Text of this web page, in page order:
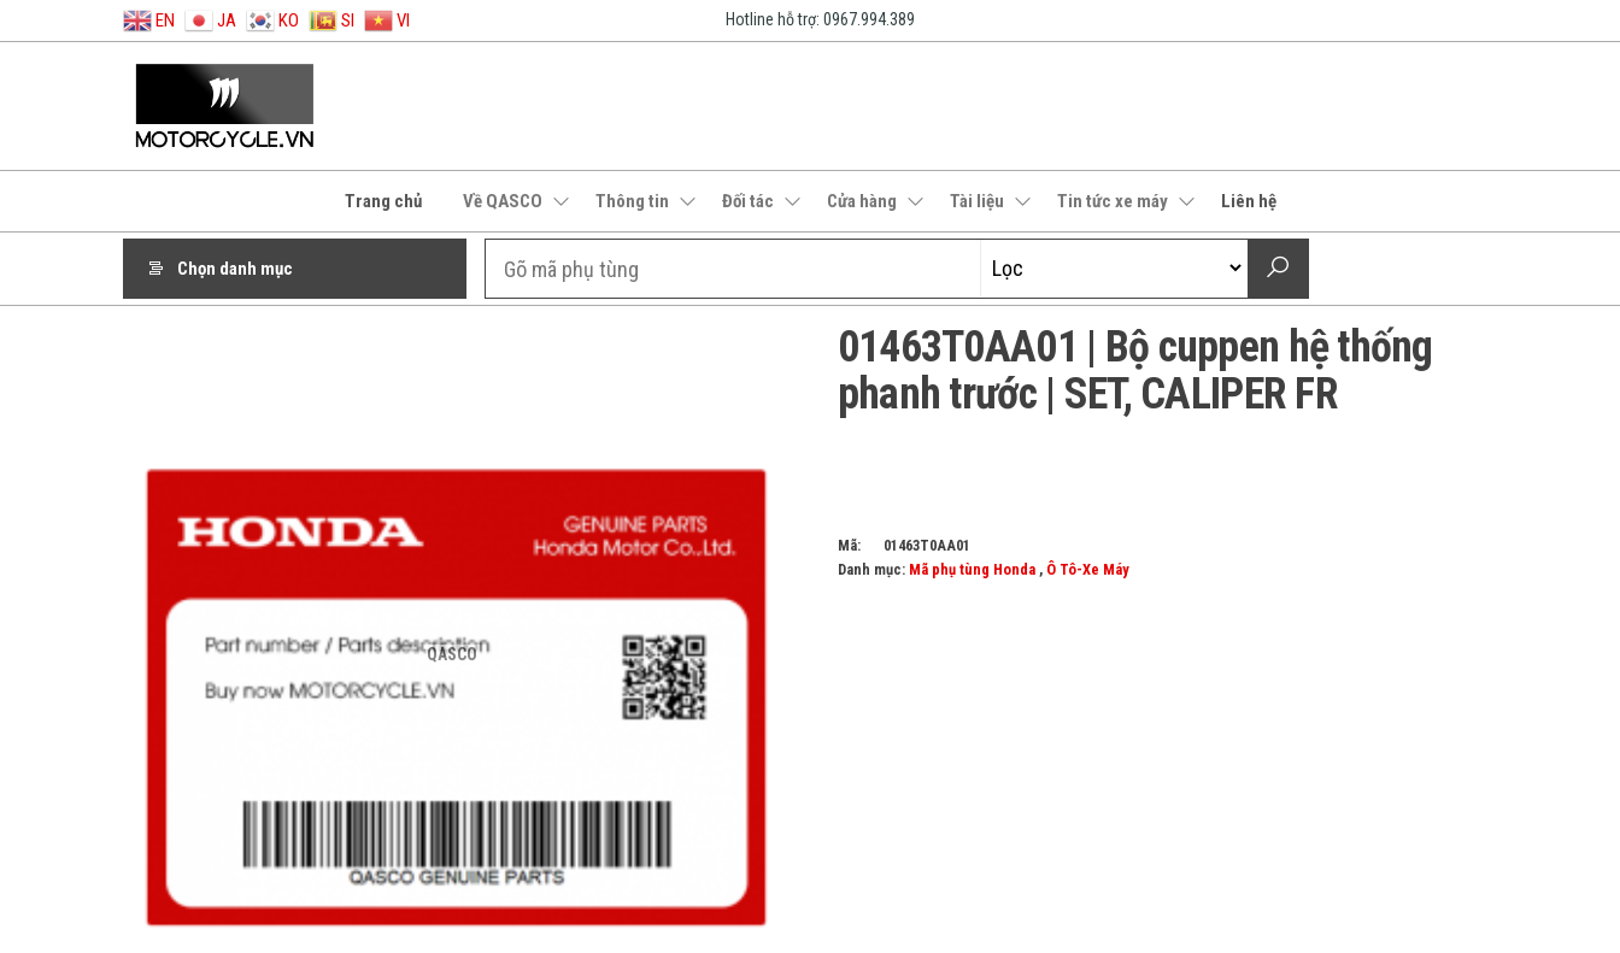
EN JA KO SI VI Hotline hỗ trợ: 0967.994.389
Trang chủ Về QASCO Thông tin Đối tác Cửa hàng Tài liệu Tin tức xe máy Liên hệ
Chọn danh mục
QASCO
01463T0AA01 | Bộ cuppen hệ thống
phanh trước | SET, CALIPER FR
Mã:
01463T0AA01
Danh mục: Mã phụ tùng Honda, Ô Tô-Xe Máy